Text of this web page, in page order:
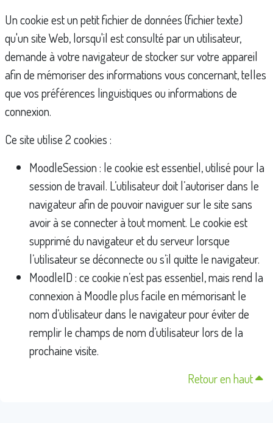
Un cookie est un petit fichier de données (fichier texte)
qu'un site Web, lorsqu'il est consulté par un utilisateur,
demande à votre navigateur de stocker sur votre appareil
afin de mémoriser des informations vous concernant, telles
que vos préférences linguistiques ou informations de
connexion.
Ce site utilise 2 cookies :
MoodleSession : le cookie est essentiel, utilisé pour la
session de travail. L’utilisateur doit l’autoriser dans le
navigateur afin de pouvoir naviguer sur le site sans
avoir à se connecter à tout moment. Le cookie est
supprimé du navigateur et du serveur lorsque
l’utilisateur se déconnecte ou s’il quitte le navigateur.
MoodleID : ce cookie n’est pas essentiel, mais rend la
connexion à Moodle plus facile en mémorisant le
nom d’utilisateur dans le navigateur pour éviter de
remplir le champs de nom d’utilisateur lors de la
prochaine visite.
Retour en haut